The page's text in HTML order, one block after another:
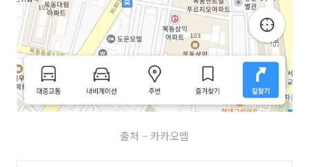
출처 – 카카오맵